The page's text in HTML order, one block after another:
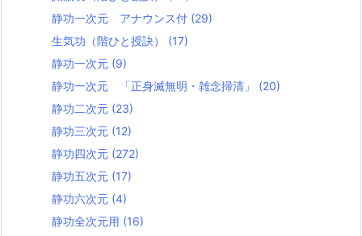
静功一次元 アナウンス付 (29)
生気功（階ひと授訣） (17)
静功一次元 (9)
静功一次元 「正身滅無明・雑念掃清」 (20)
静功二次元 (23)
静功三次元 (12)
静功四次元 (272)
静功五次元 (17)
静功六次元 (4)
静功全次元用 (16)